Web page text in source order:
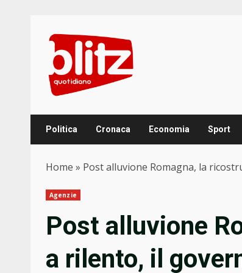
content
Politica Cronaca Economia Sport
Home » Post alluvione Romagna, la
Agenzie
Post alluvione
a rilento, il